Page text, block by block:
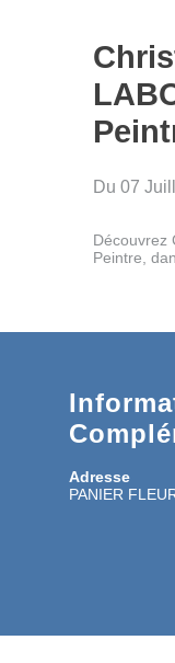
Du 07
Découvrez
Peintre,
Adresse
PANIER